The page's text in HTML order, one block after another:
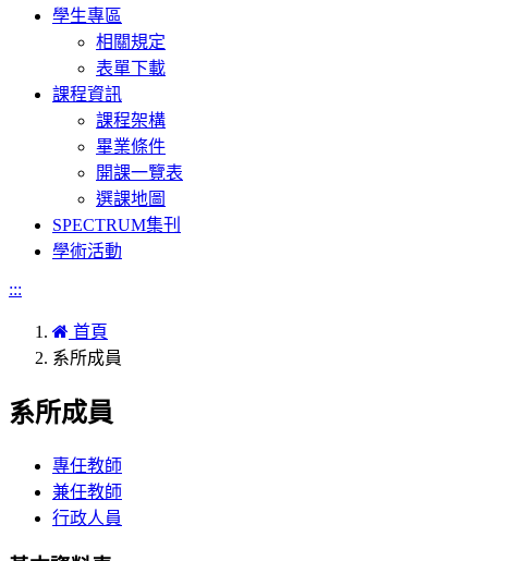
學生專區
相關規定
表單下載
課程資訊
課程架構
畢業條件
開課一覽表
選課地圖
SPECTRUM集刊
學術活動
:::
首頁
系所成員
系所成員
專任教師
兼任教師
行政人員